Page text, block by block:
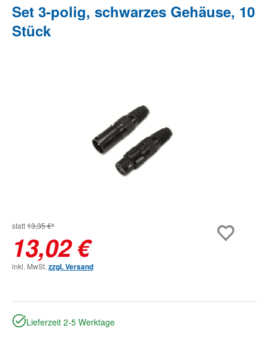
Set 3-polig, schwarzes Gehäuse, 10
Stück
statt13,35 €*
13,02 €
inkl. MwSt. zzgl. Versand
Lieferzeit 2-5 Werktage